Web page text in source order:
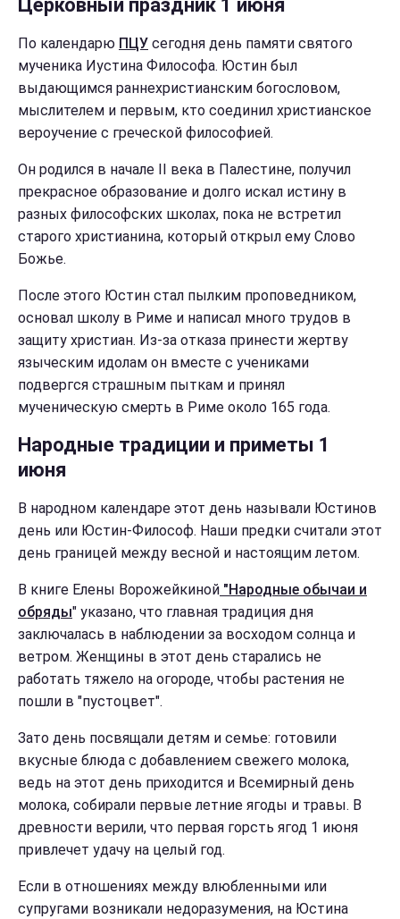
Церковный праздник 1 июня
По календарю ПЦУ сегодня день памяти святого
мученика Иустина Философа. Юстин был
выдающимся раннехристианским богословом,
мыслителем и первым, кто соединил христианское
вероучение с греческой философией.
Он родился в начале II века в Палестине, получил
прекрасное образование и долго искал истину в
разных философских школах, пока не встретил
старого христианина, который открыл ему Слово
Божье.
После этого Юстин стал пылким проповедником,
основал школу в Риме и написал много трудов в
защиту христиан. Из-за отказа принести жертву
языческим идолам он вместе с учениками
подвергся страшным пыткам и принял
мученическую смерть в Риме около 165 года.
Народные традиции и приметы 1
июня
В народном календаре этот день называли Юстинов
день или Юстин-Философ. Наши предки считали этот
день границей между весной и настоящим летом.
В книге Елены Ворожейкиной "Народные обычаи и
обряды" указано, что главная традиция дня
заключалась в наблюдении за восходом солнца и
ветром. Женщины в этот день старались не
работать тяжело на огороде, чтобы растения не
пошли в "пустоцвет".
Зато день посвящали детям и семье: готовили
вкусные блюда с добавлением свежего молока,
ведь на этот день приходится и Всемирный день
молока, собирали первые летние ягоды и травы. В
древности верили, что первая горсть ягод 1 июня
привлечет удачу на целый год.
Если в отношениях между влюбленными или
супругами возникали недоразумения, на Юстина